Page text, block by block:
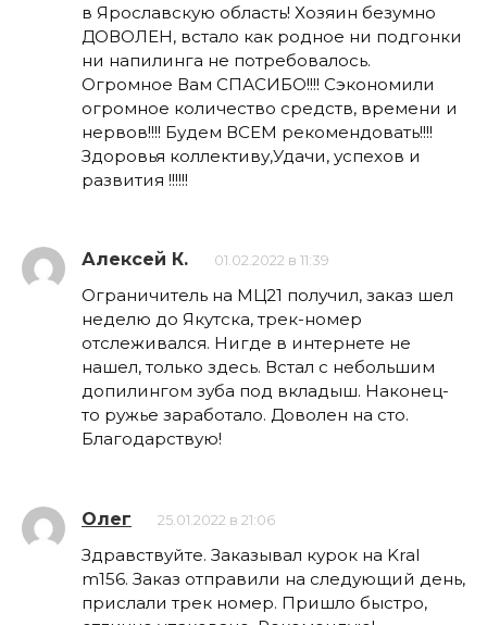
в Ярославскую область! Хозяин безумно
ДОВОЛЕН, встало как родное ни подгонки
ни напилинга не потребовалось.
Огромное Вам СПАСИБО!!!! Сэкономили
огромное количество средств, времени и
нервов!!!! Будем ВСЕМ рекомендовать!!!!
Здоровья коллективу,Удачи, успехов и
развития !!!!!!
Алексей К. 01.02.2022 в 11:39
Ограничитель на МЦ21 получил, заказ шел
неделю до Якутска, трек-номер
отслеживался. Нигде в интернете не
нашел, только здесь. Встал с небольшим
допилингом зуба под вкладыш. Наконец-
то ружье заработало. Доволен на сто.
Благодарствую!
Олег 25.01.2022 в 21:06
Здравствуйте. Заказывал курок на Kral
m156. Заказ отправили на следующий день,
прислали трек номер. Пришло быстро,